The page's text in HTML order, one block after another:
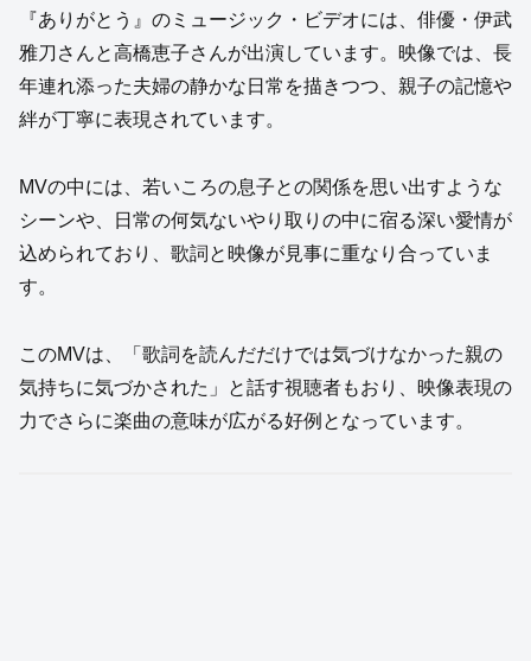
『ありがとう』のミュージック・ビデオには、俳優・伊武
雅刀さんと高橋恵子さんが出演しています。映像では、長
年連れ添った夫婦の静かな日常を描きつつ、親子の記憶や
絆が丁寧に表現されています。
MVの中には、若いころの息子との関係を思い出すような
シーンや、日常の何気ないやり取りの中に宿る深い愛情が
込められており、歌詞と映像が見事に重なり合っていま
す。
このMVは、「歌詞を読んだだけでは気づけなかった親の
気持ちに気づかされた」と話す視聴者もおり、映像表現の
力でさらに楽曲の意味が広がる好例となっています。